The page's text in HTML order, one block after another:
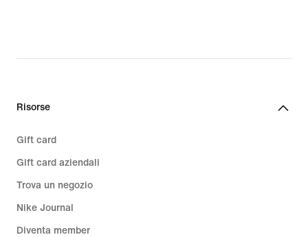
Risorse
Gift card
Gift card aziendali
Trova un negozio
Nike Journal
Diventa member